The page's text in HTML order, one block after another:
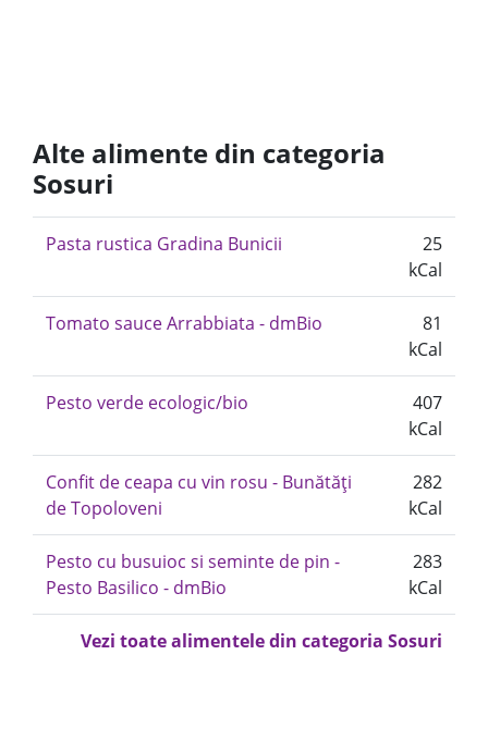
Alte alimente din categoria
Sosuri
Pasta rustica Gradina Bunicii
25
kCal
Tomato sauce Arrabbiata - dmBio
81
kCal
Pesto verde ecologic/bio
407
kCal
Confit de ceapa cu vin rosu - Bunătăți
de Topoloveni
282
kCal
Pesto cu busuioc si seminte de pin -
Pesto Basilico - dmBio
283
kCal
Vezi toate alimentele din categoria Sosuri